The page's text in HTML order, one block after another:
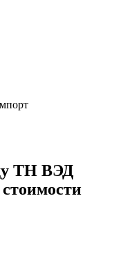
ТН ВЭД
стоимости